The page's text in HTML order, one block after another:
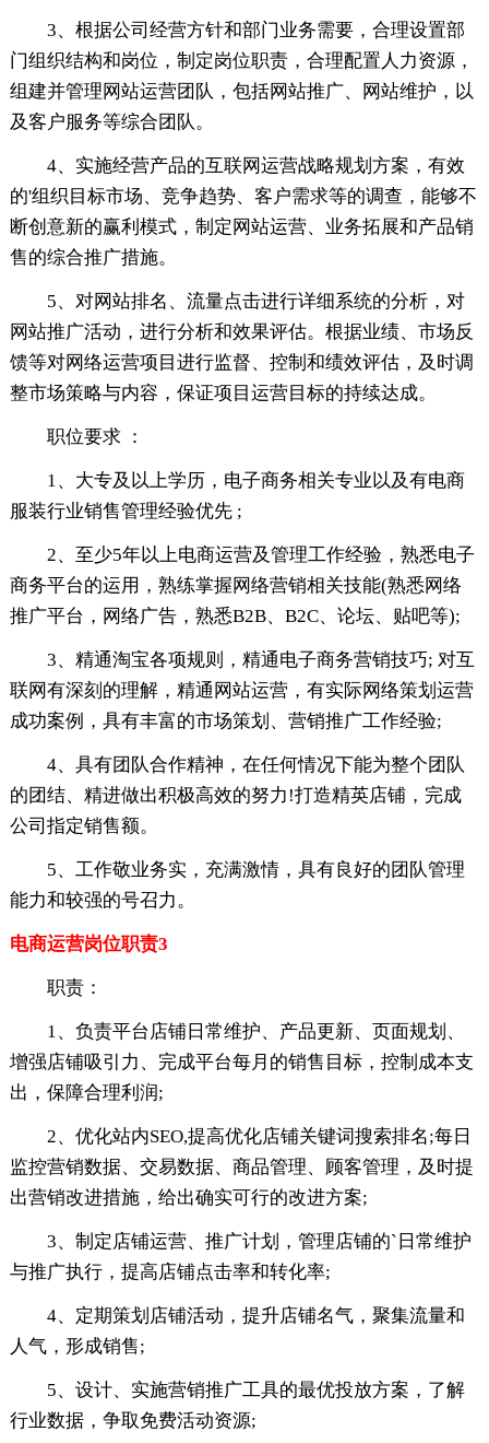
3、根据公司经营方针和部门业务需要，合理设置部
门组织结构和岗位，制定岗位职责，合理配置人力资源，
组建并管理网站运营团队，包括网站推广、网站维护，以
及客户服务等综合团队。
4、实施经营产品的互联网运营战略规划方案，有效
的'组织目标市场、竞争趋势、客户需求等的调查，能够不
断创意新的赢利模式，制定网站运营、业务拓展和产品销
售的综合推广措施。
5、对网站排名、流量点击进行详细系统的分析，对
网站推广活动，进行分析和效果评估。根据业绩、市场反
馈等对网络运营项目进行监督、控制和绩效评估，及时调
整市场策略与内容，保证项目运营目标的持续达成。
职位要求 ：
1、大专及以上学历，电子商务相关专业以及有电商
服装行业销售管理经验优先 ;
2、至少5年以上电商运营及管理工作经验，熟悉电子
商务平台的运用，熟练掌握网络营销相关技能(熟悉网络
推广平台，网络广告，熟悉B2B、B2C、论坛、贴吧等);
3、精通淘宝各项规则，精通电子商务营销技巧; 对互
联网有深刻的理解，精通网站运营，有实际网络策划运营
成功案例，具有丰富的市场策划、营销推广工作经验;
4、具有团队合作精神，在任何情况下能为整个团队
的团结、精进做出积极高效的努力!打造精英店铺，完成
公司指定销售额。
5、工作敬业务实，充满激情，具有良好的团队管理
能力和较强的号召力。
电商运营岗位职责3
职责：
1、负责平台店铺日常维护、产品更新、页面规划、
增强店铺吸引力、完成平台每月的销售目标，控制成本支
出，保障合理利润;
2、优化站内SEO,提高优化店铺关键词搜索排名;每日
监控营销数据、交易数据、商品管理、顾客管理，及时提
出营销改进措施，给出确实可行的改进方案;
3、制定店铺运营、推广计划，管理店铺的`日常维护
与推广执行，提高店铺点击率和转化率;
4、定期策划店铺活动，提升店铺名气，聚集流量和
人气，形成销售;
5、设计、实施营销推广工具的最优投放方案，了解
行业数据，争取免费活动资源;